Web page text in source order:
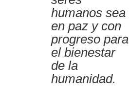
humanos sea
en paz y con
progreso para
el bienestar
de la
humanidad.